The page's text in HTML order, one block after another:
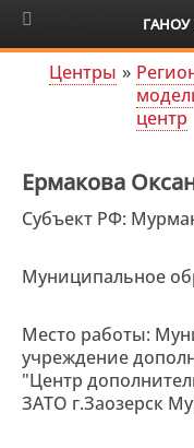
6+
Центры »
центр
Ермакова
Субъект РФ:
Муниципальное
Место работы:
учреждение
"Центр
ЗАТО г.Заозерск
ГАНОУ